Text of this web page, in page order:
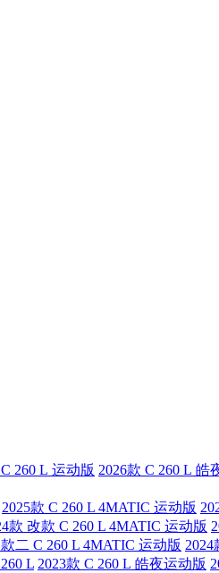
260 L 运动版 2026款 C 260 L 皓
2025款 C 260 L 4MATIC 运动版
款 改款 C 260 L 4MATIC 运动版
二 C 260 L 4MATIC 运动版
L 2023款 C 260 L 皓夜运动版